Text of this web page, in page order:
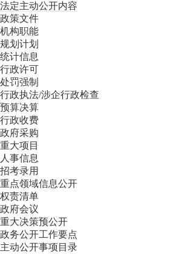
法定主动公开内容
政策文件
机构职能
规划计划
统计信息
行政许可
处罚强制
行政执法/涉企行政检查
预算决算
行政收费
政府采购
重大项目
人事信息
招考录用
重点领域信息公开
权责清单
政府会议
重大决策预公开
政务公开工作要点
主动公开事项目录